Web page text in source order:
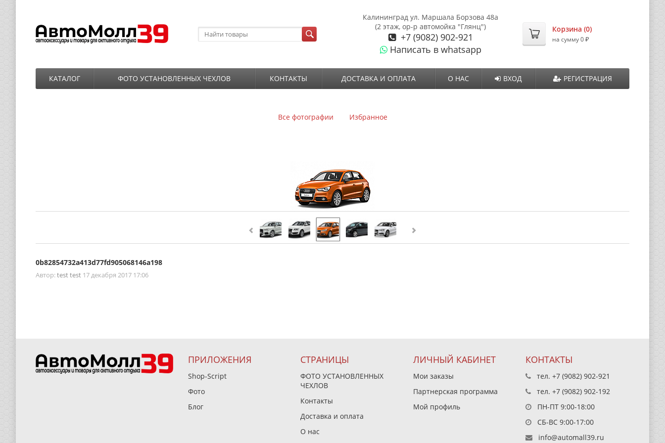
Калининград ул. Маршала Борзова 48а
(2 этаж, ор-р автомойка "Глянц")
+7 (9082) 902-921
Написать в whatsapp
Корзина (0)
на сумму0₽
КАТАЛОГ ФОТО УСТАНОВЛЕННЫХ ЧЕХЛОВ КОНТАКТЫ ДОСТАВКА И ОПЛАТА О НАС ВХОД РЕГИСТРАЦИЯ
Все фотографии Избранное
0b82854732a413d77fd905068146a198
Автор:test test 17 декабря 2017 17:06
ПРИЛОЖЕНИЯ
Shop-Script
Фото
Блог
СТРАНИЦЫ
ФОТО УСТАНОВЛЕННЫХ
ЧЕХЛОВ
Контакты
Доставка и оплата
О нас
ЛИЧНЫЙ КАБИНЕТ
Мои заказы
Партнерская программа
Мой профиль
КОНТАКТЫ
тел.+7 (9082) 902-921
тел.+7 (9082) 902-192
ПН-ПТ 9:00-18:00
СБ-ВС 9:00-17:00
info@automall39.ru